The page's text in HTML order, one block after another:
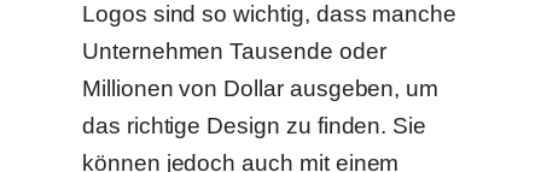
Logos sind so wichtig, dass manche
Unternehmen Tausende oder
Millionen von Dollar ausgeben, um
das richtige Design zu finden. Sie
können jedoch auch mit einem